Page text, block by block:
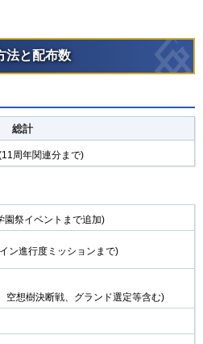
法と配布数
総計
周年関連分まで)
園祭イベントまで追加)
ン進行度ミッションまで)
空想樹決断戦、グランド選定等含む)